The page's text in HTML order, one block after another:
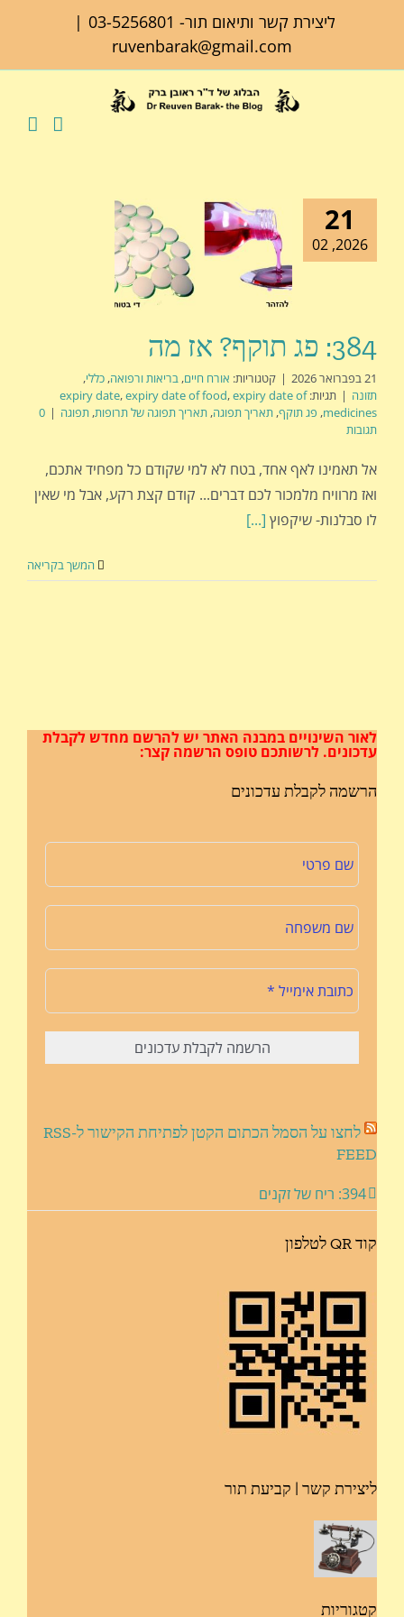
ליצירת קשר ותיאום תור- 03-5256801
|
ruvenbarak@gmail.com
21
2026, 02
384: פג תוקף? אז מה
21 בפברואר 2026 | קטגוריות: אורח חיים, בריאות ורפואה, כללי,
תזונה | תגיות: expiry date,expiry date of food,expiry date of
medicines
, פג תוקף, תאריך תפוגה, תאריך תפוגה של תרופות, תפוגה |
0
תגובות
אל תאמינו לאף אחד, בטח לא למי שקודם כל מפחיד אתכם,
ואז מרוויח מלמכור לכם דברים... קודם קצת רקע, אבל מי שאין
לו סבלנות- שיקפוץ [...]
המשך בקריאה
לאור השינויים במבנה האתר יש להרשם מחדש לקבלת
עדכונים. לרשותכם טופס הרשמה קצר:
הרשמה לקבלת עדכונים
לחצו על הסמל הכתום הקטן לפתיחת הקישור ל-RSS
FEED
394: ריח של זקנים
קוד QR לטלפון
ליצירת קשר | קביעת תור
קטגוריות